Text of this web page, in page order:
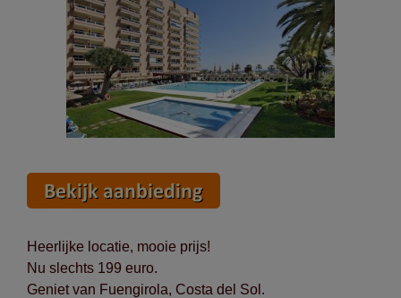
euro
Heerlijke locatie, mooie prijs!
Nu slechts 199 euro.
Geniet van Fuengirola, Costa del Sol.